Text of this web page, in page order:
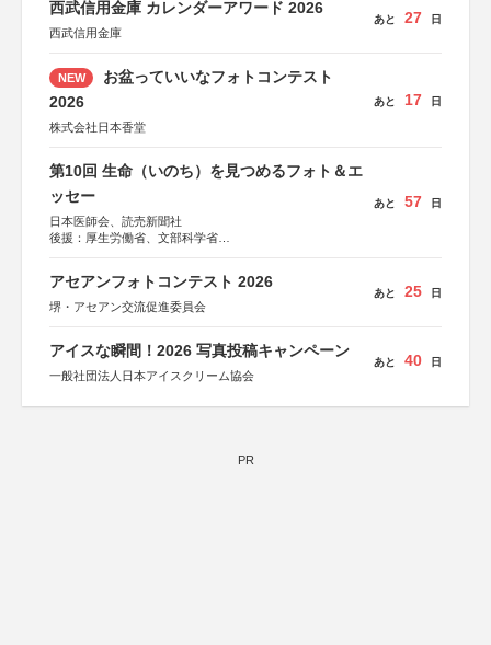
西武信用金庫 カレンダーアワード 2026
西武信用金庫
あと 27 日
NEW
お盆っていいなフォトコンテスト
2026
株式会社日本香堂
あと 17 日
第10回 生命（いのち）を見つめるフォト＆エ
ッセー
日本医師会、読売新聞社
後援：厚生労働省、文部科学省
あと 57 日
アセアンフォトコンテスト 2026
堺・アセアン交流促進委員会
あと 25 日
アイスな瞬間！2026 写真投稿キャンペーン
一般社団法人日本アイスクリーム協会
あと 40 日
PR